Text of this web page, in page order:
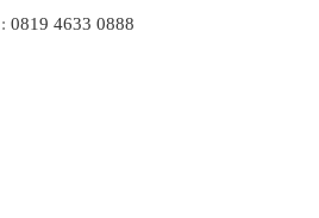
0819 4633 0888